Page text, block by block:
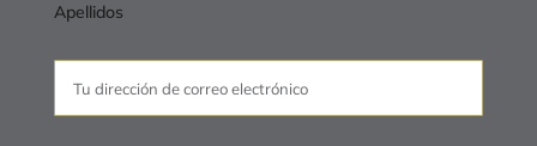
Apellidos
Envía
un